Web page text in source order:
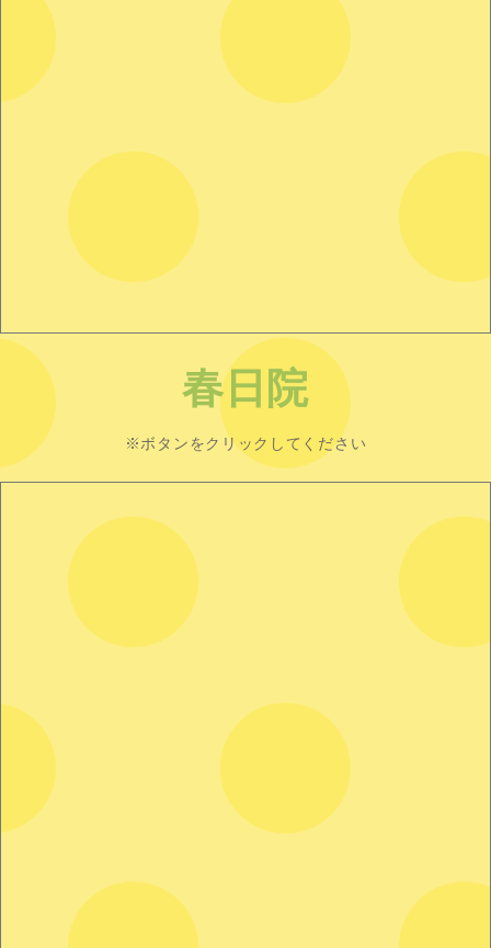
春日院
※ボタンをクリックしてください